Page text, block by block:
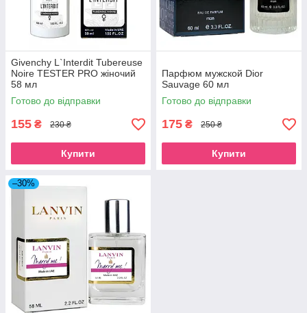
Givenchy L`Interdit Tubereuse
Noire TESTER PRO жіночий
58 мл
Готово до відправки
155 ₴ 230 ₴
Купити
Парфюм мужской Dior
Sauvage 60 мл
Готово до відправки
175 ₴ 250 ₴
Купити
–30%